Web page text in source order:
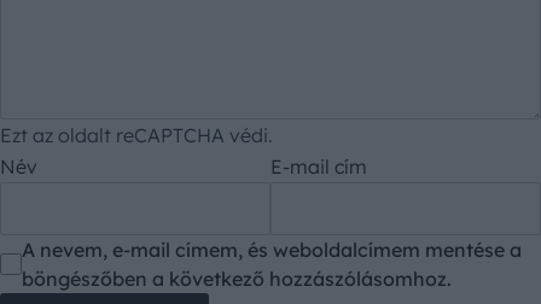
Ezt az oldalt reCAPTCHA védi.
Név
E-mail cím
A nevem, e-mail címem, és weboldalcímem mentése a
böngészőben a következő hozzászólásomhoz.